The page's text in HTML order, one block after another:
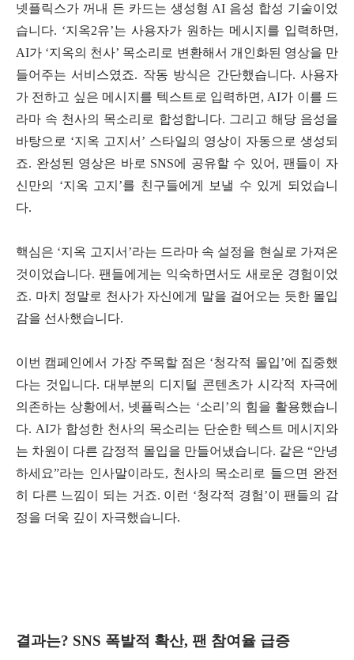
넷플릭스가 꺼내 든 카드는 생성형 AI 음성 합성 기술이었
습니다. ‘지옥2유’는 사용자가 원하는 메시지를 입력하면,
AI가 ‘지옥의 천사’ 목소리로 변환해서 개인화된 영상을 만
들어주는 서비스였죠. 작동 방식은 간단했습니다. 사용자
가 전하고 싶은 메시지를 텍스트로 입력하면, AI가 이를 드
라마 속 천사의 목소리로 합성합니다. 그리고 해당 음성을
바탕으로 ‘지옥 고지서’ 스타일의 영상이 자동으로 생성되
죠. 완성된 영상은 바로 SNS에 공유할 수 있어, 팬들이 자
신만의 ‘지옥 고지’를 친구들에게 보낼 수 있게 되었습니
다.
핵심은 ‘지옥 고지서’라는 드라마 속 설정을 현실로 가져온
것이었습니다. 팬들에게는 익숙하면서도 새로운 경험이었
죠. 마치 정말로 천사가 자신에게 말을 걸어오는 듯한 몰입
감을 선사했습니다.
이번 캠페인에서 가장 주목할 점은 ‘청각적 몰입’에 집중했
다는 것입니다. 대부분의 디지털 콘텐츠가 시각적 자극에
의존하는 상황에서, 넷플릭스는 ‘소리’의 힘을 활용했습니
다. AI가 합성한 천사의 목소리는 단순한 텍스트 메시지와
는 차원이 다른 감정적 몰입을 만들어냈습니다. 같은 “안녕
하세요”라는 인사말이라도, 천사의 목소리로 들으면 완전
히 다른 느낌이 되는 거죠. 이런 ‘청각적 경험’이 팬들의 감
정을 더욱 깊이 자극했습니다.
결과는? SNS 폭발적 확산, 팬 참여율 급증